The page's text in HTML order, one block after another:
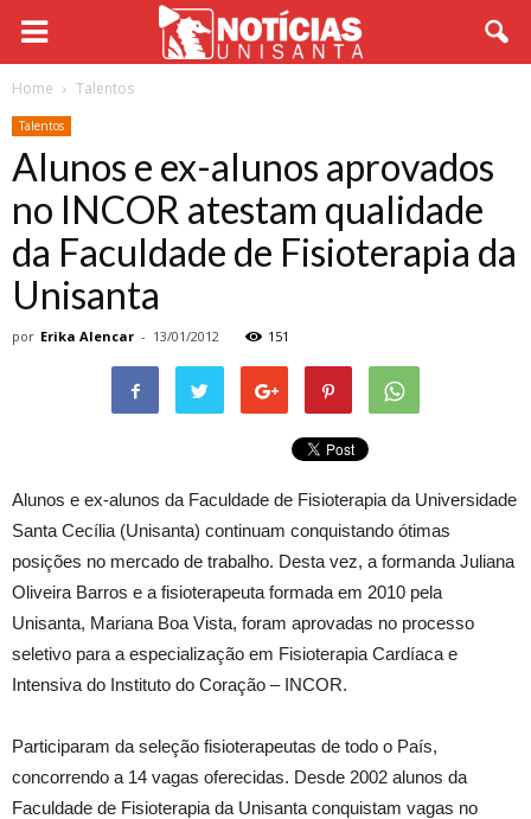
Home Talentos
Talentos
Alunos e ex-alunos aprovados
no INCOR atestam qualidade
da Faculdade de Fisioterapia da
Unisanta
por Erika Alencar - 13/01/2012 151
Alunos e ex-alunos da Faculdade de Fisioterapia da Universidade
Santa Cecília (Unisanta) continuam conquistando ótimas
posições no mercado de trabalho. Desta vez, a formanda Juliana
Oliveira Barros e a fisioterapeuta formada em 2010 pela
Unisanta, Mariana Boa Vista, foram aprovadas no processo
seletivo para a especialização em Fisioterapia Cardíaca e
Intensiva do Instituto do Coração – INCOR.
Participaram da seleção fisioterapeutas de todo o País,
concorrendo a 14 vagas oferecidas. Desde 2002 alunos da
Faculdade de Fisioterapia da Unisanta conquistam vagas no